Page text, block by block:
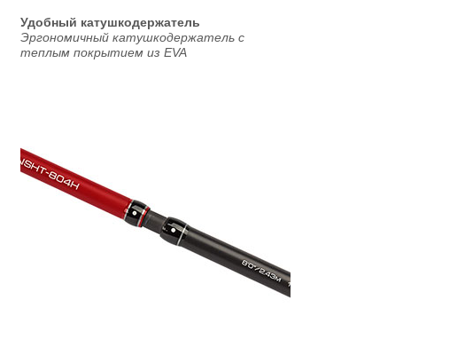
Удобный катушкодержатель
Эргономичный катушкодержатель с
теплым покрытием из EVA